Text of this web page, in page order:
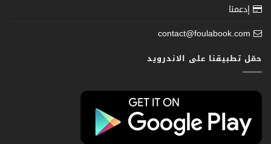
إدعمنا
contact@foulabook.com
حمّل تطبيقنا على الاندرويد